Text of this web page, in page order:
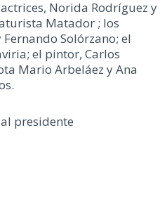
Norida Rodríguez y
Matador ; los
Solórzano; el
el pintor, Carlos
Mario Arbeláez y Ana
presidente